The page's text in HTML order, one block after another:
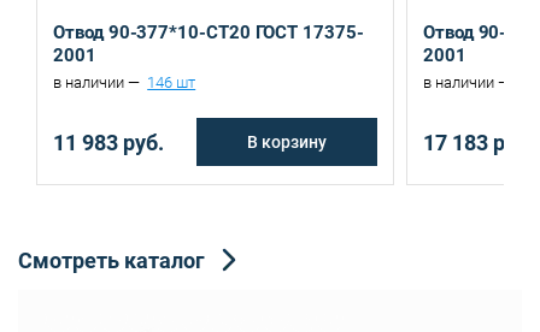
Отвод 90-377*10-СТ20 ГОСТ 17375-
2001
в наличии — 146 шт
11 983 руб. В корзину
Отвод 90-
2001
в наличии —
17 183 руб.
Смотреть каталог